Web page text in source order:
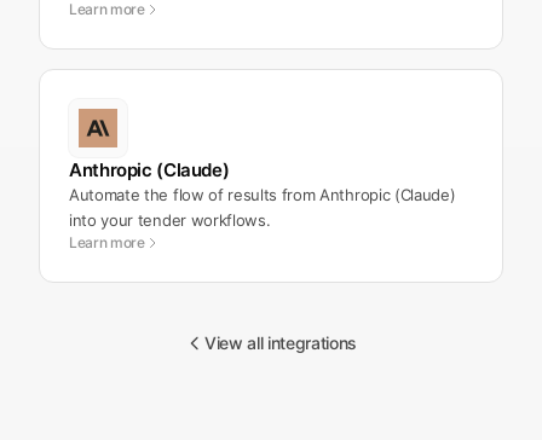
Learn more
Anthropic (Claude)
Automate the flow of results from Anthropic (Claude)
into your tender workflows.
Learn more
View all integrations